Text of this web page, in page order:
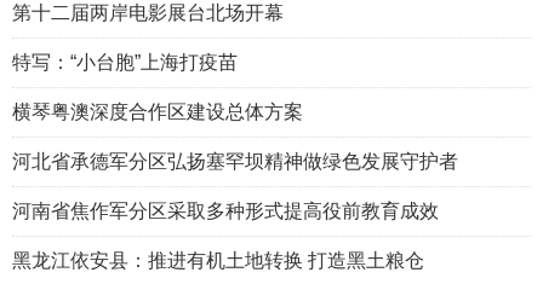
第十二届两岸电影展台北场开幕
特写：“小台胞”上海打疫苗
横琴粤澳深度合作区建设总体方案
河北省承德军分区弘扬塞罕坝精神做绿色发展守护者
河南省焦作军分区采取多种形式提高役前教育成效
黑龙江依安县：推进有机土地转换 打造黑土粮仓